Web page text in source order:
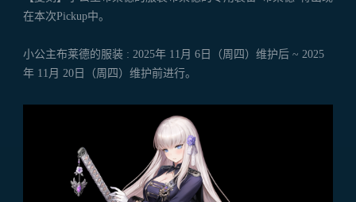
在本次Pickup中。
小公主布莱德的服装 : 2025年 11月 6日（周四）维护后 ~ 2025
年 11月 20日（周四）维护前进行。